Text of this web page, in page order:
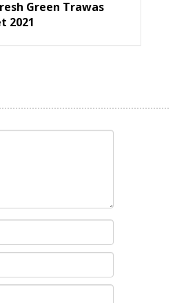
Green Trawas
2021